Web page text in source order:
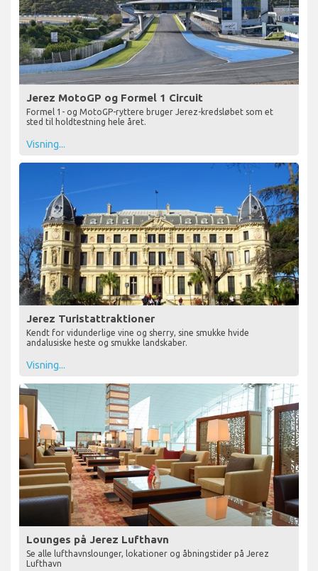
Jerez MotoGP og Formel 1 Circuit
Formel 1- og MotoGP-ryttere bruger Jerez-kredsløbet som et
sted til holdtestning hele året.
Visning...
Jerez Turistattraktioner
Kendt for vidunderlige vine og sherry, sine smukke hvide
andalusiske heste og smukke landskaber.
Visning...
Lounges på Jerez Lufthavn
Se alle lufthavnslounger, lokationer og åbningstider på Jerez
Lufthavn